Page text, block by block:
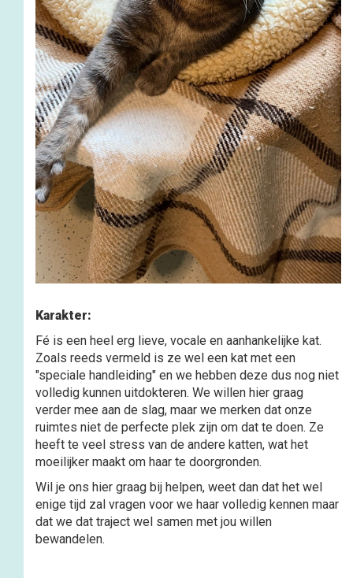
Karakter:
Fé is een heel erg lieve, vocale en aanhankelijke kat.
Zoals reeds vermeld is ze wel een kat met een
"speciale handleiding" en we hebben deze dus nog niet
volledig kunnen uitdokteren. We willen hier graag
verder mee aan de slag, maar we merken dat onze
ruimtes niet de perfecte plek zijn om dat te doen. Ze
heeft te veel stress van de andere katten, wat het
moeilijker maakt om haar te doorgronden.
Wil je ons hier graag bij helpen, weet dan dat het wel
enige tijd zal vragen voor we haar volledig kennen maar
dat we dat traject wel samen met jou willen
bewandelen.